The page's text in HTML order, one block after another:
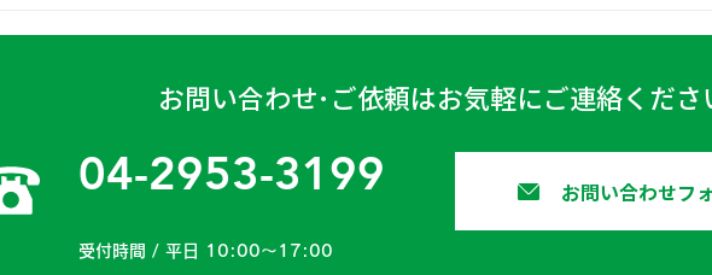
お問い合わせ･ご依頼はお気軽にご連絡くださ
04-2953-3199
受付時間 / 平日 10:00〜17:00
お問い合わせフ